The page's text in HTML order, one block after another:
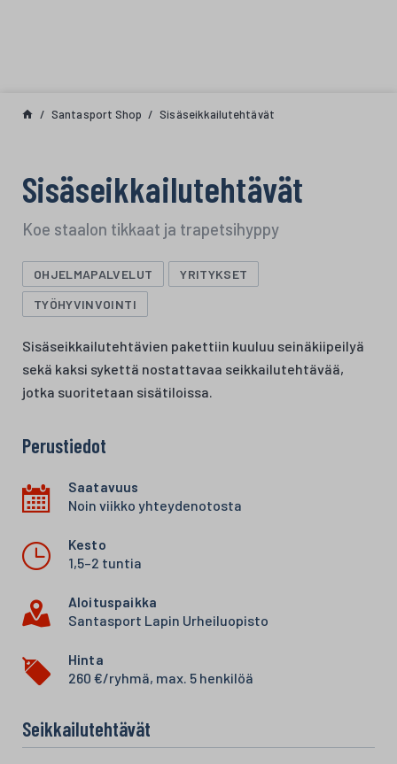
Santasport Shop Sisäseikkailutehtävät
Sisäseikkailutehtävät
Koe staalon tikkaat ja trapetsihyppy
OHJELMAPALVELUT
YRITYKSET
TYÖHYVINVOINTI
Sisäseikkailutehtävien pakettiin kuuluu seinäkiipeilyä
sekä kaksi sykettä nostattavaa seikkailutehtävää,
jotka suoritetaan sisätiloissa.
Perustiedot
Saatavuus
Noin viikko yhteydenotosta
Kesto
1,5–2 tuntia
Aloituspaikka
Santasport Lapin Urheiluopisto
Hinta
260 €/ryhmä, max. 5 henkilöä
Seikkailutehtävät